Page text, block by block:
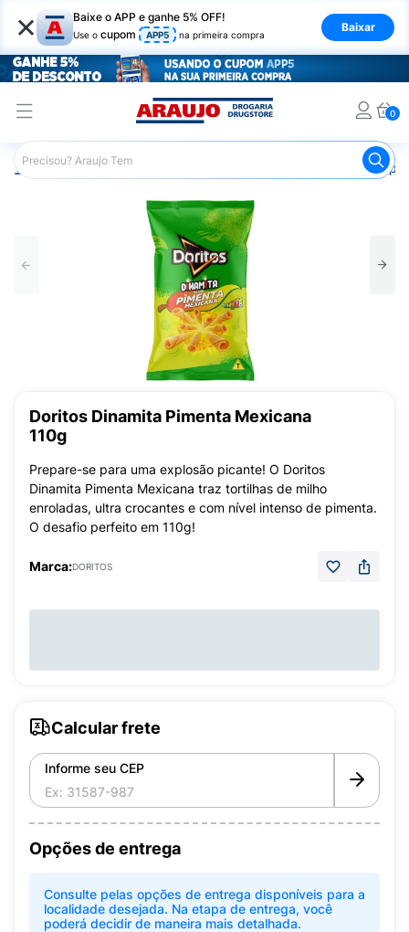
× Baixe o APP e ganhe 5% OFF!
Use o cupom APP5 na primeira compra
Baixar
0
Araujo Mercado Batata Chips
Doritos Dinamita Pimenta Mexicana
110g
Prepare-se para uma explosão picante! O Doritos
Dinamita Pimenta Mexicana traz tortilhas de milho
enroladas, ultra crocantes e com nível intenso de pimenta.
O desafio perfeito em 110g!
Marca:DORITOS
Calcular frete
Informe seu CEP
Opções de entrega
Consulte pelas opções de entrega disponíveis para a
localidade desejada. Na etapa de entrega, você
poderá decidir de maneira mais detalhada.